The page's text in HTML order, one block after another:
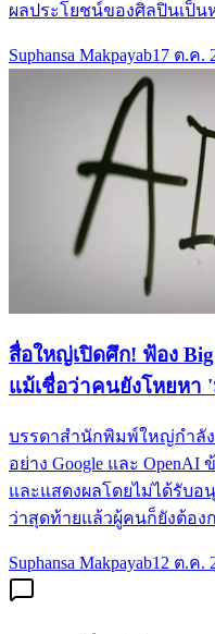
ผลประโยชน์ของศิลปินเป็น
Suphansa Makpayab17 ต.ค.
สื่อใหญ่เปิดศึก! ฟ้อง
แม้เชื่อว่าคนยังโหยหา
บรรดาสำนักพิมพ์ใหญ่กำลัง
อย่าง Google และ
และแสดงผลโดยไม่ได้รับอ
ว่าสุดท้ายแล้วผู้คนก็ยังต้อง
Suphansa Makpayab12 ต.ค.